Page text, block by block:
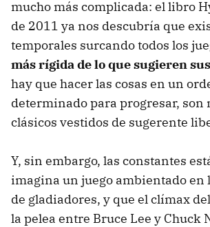
mucho más complicada: el libro
de 2011 ya nos descubría que
temporales surcando todos los
más rígida de lo que sugieren
hay que hacer las cosas en un
determinado para progresar, son
clásicos vestidos de sugerente
Y, sin embargo, las constantes
imagina un juego ambientado en
de gladiadores, y que el clímax
la pelea entre Bruce Lee y Chuck